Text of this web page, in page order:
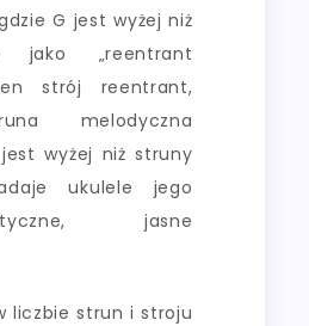
G jest wyżej niż
jako „reentrant
strój reentrant,
melodyczna
wyżej niż struny
ukulele jego
jasne
liczbie strun i stroju